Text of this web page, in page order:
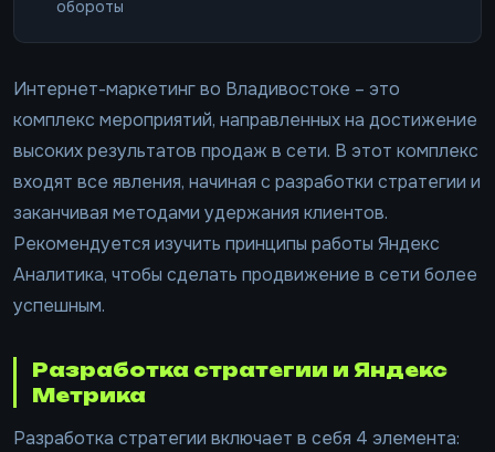
обороты
Интернет-маркетинг во Владивостоке – это
комплекс мероприятий, направленных на достижение
высоких результатов продаж в сети. В этот комплекс
входят все явления, начиная с разработки стратегии и
заканчивая методами удержания клиентов.
Рекомендуется изучить принципы работы Яндекс
Аналитика, чтобы сделать продвижение в сети более
успешным.
Разработка стратегии и Яндекс
Метрика
Разработка стратегии включает в себя 4 элемента: